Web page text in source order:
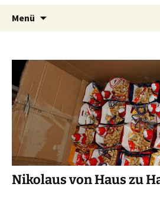
Mark
Menü
Nikolaus von Haus zu